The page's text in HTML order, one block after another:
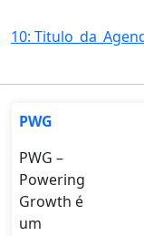
PWG
PWG –
Powering
Growth é
um